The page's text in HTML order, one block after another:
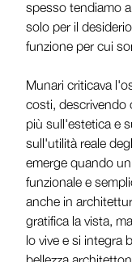
spesso tendiamo
solo per il
funzione per cui
Munari criticava
costi, descrivendo
più sull'estetica e
sull'utilità reale
emerge quando
funzionale e
anche in
gratifica la vista,
lo vive e si integra